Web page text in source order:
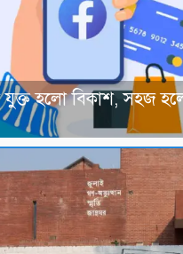
যুক্ত হলো বিকাশ, সহজ